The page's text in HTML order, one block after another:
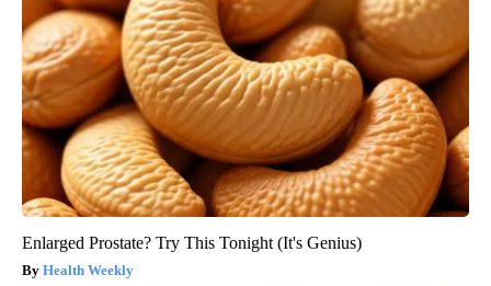
Enlarged Prostate? Try This Tonight (It's Genius)
Health Weekly